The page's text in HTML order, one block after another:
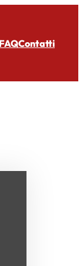
FAQContatti